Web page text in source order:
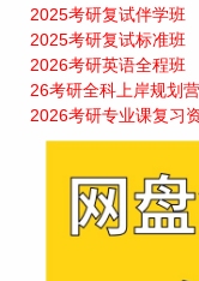
2025考研复试伴学班
2025考研复试标准班
2026考研英语全程班
26考研全科上岸规划营
2026考研专业课复习